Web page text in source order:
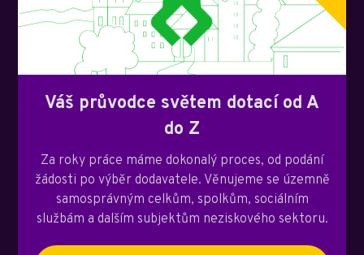
Váš průvodce světem dotací od A
do Z
Za roky práce máme dokonalý proces, od podání
žádosti po výběr dodavatele. Věnujeme se územně
samosprávným celkům, spolkům, sociálním
službám a dalším subjektům neziskového sektoru.